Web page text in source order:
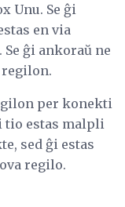
Unu. Se ĝi
en via
ĝi ankoraŭ ne
per konekti
tio estas malpli
sed ĝi estas
regilo.